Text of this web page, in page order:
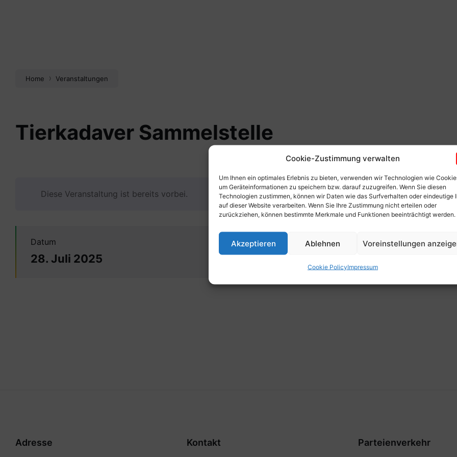
Cookie-Zustimmung verwalten
Um Ihnen ein optimales Erlebnis zu bieten, verwenden wir Technologien wie
um Geräteinformationen zu speichern bzw. darauf zuzugreifen. Wenn Sie diesen
Technologien zustimmen, können wir Daten wie das Surfverhalten oder eindeutige
auf dieser Website verarbeiten. Wenn Sie Ihre Zustimmung nicht erteilen oder
zurückziehen, können bestimmte Merkmale und Funktionen beeinträchtigt werden.
Akzeptieren Ablehnen Voreinstellungen
Cookie PolicyImpressum
Home Veranstaltungen
Tierkadaver Sammelstelle
Diese Veranstaltung ist bereits vorbei.
Datum
28. Juli 2025 11:15
Adresse Kontakt Parteienverkehr